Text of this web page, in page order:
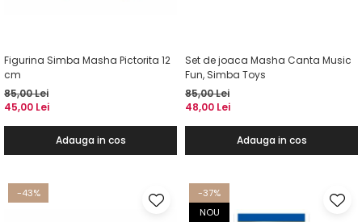
Figurina Simba Masha Pictorita 12
cm
85,00 Lei
45,00 Lei
Adauga in cos
Set de joaca Masha Canta Music
Fun, Simba Toys
85,00 Lei
48,00 Lei
Adauga in cos
-43%
-37%
NOU